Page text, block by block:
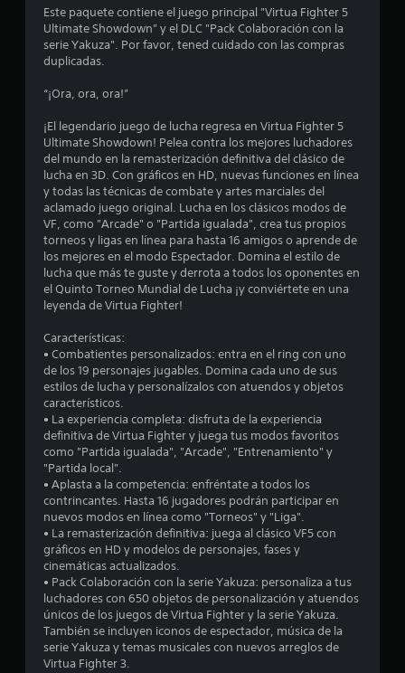
e
s
e
l
l
a
s
n
1
4
1
c
a
l
i
Este paquete contiene el juego principal "Virtua Fighter 5
Ultimate Showdown" y el DLC "Pack Colaboración con la
serie Yakuza". Por favor, tened cuidado con las compras
duplicadas.
“¡Ora, ora, ora!”
¡El legendario juego de lucha regresa en Virtua Fighter 5
Ultimate Showdown! Pelea contra los mejores luchadores
del mundo en la remasterización definitiva del clásico de
lucha en 3D. Con gráficos en HD, nuevas funciones en línea
y todas las técnicas de combate y artes marciales del
aclamado juego original. Lucha en los clásicos modos de
VF, como "Arcade" o "Partida igualada", crea tus propios
torneos y ligas en línea para hasta 16 amigos o aprende de
los mejores en el modo Espectador. Domina el estilo de
lucha que más te guste y derrota a todos los oponentes en
el Quinto Torneo Mundial de Lucha ¡y conviértete en una
leyenda de Virtua Fighter!
Características:
• Combatientes personalizados: entra en el ring con uno
de los 19 personajes jugables. Domina cada uno de sus
estilos de lucha y personalízalos con atuendos y objetos
característicos.
• La experiencia completa: disfruta de la experiencia
definitiva de Virtua Fighter y juega tus modos favoritos
como "Partida igualada", "Arcade", "Entrenamiento" y
"Partida local".
• Aplasta a la competencia: enfréntate a todos los
contrincantes. Hasta 16 jugadores podrán participar en
nuevos modos en línea como "Torneos" y "Liga".
• La remasterización definitiva: juega al clásico VF5 con
gráficos en HD y modelos de personajes, fases y
cinemáticas actualizados.
• Pack Colaboración con la serie Yakuza: personaliza a tus
luchadores con 650 objetos de personalización y atuendos
únicos de los juegos de Virtua Fighter y la serie Yakuza.
También se incluyen iconos de espectador, música de la
serie Yakuza y temas musicales con nuevos arreglos de
Virtua Fighter 3.